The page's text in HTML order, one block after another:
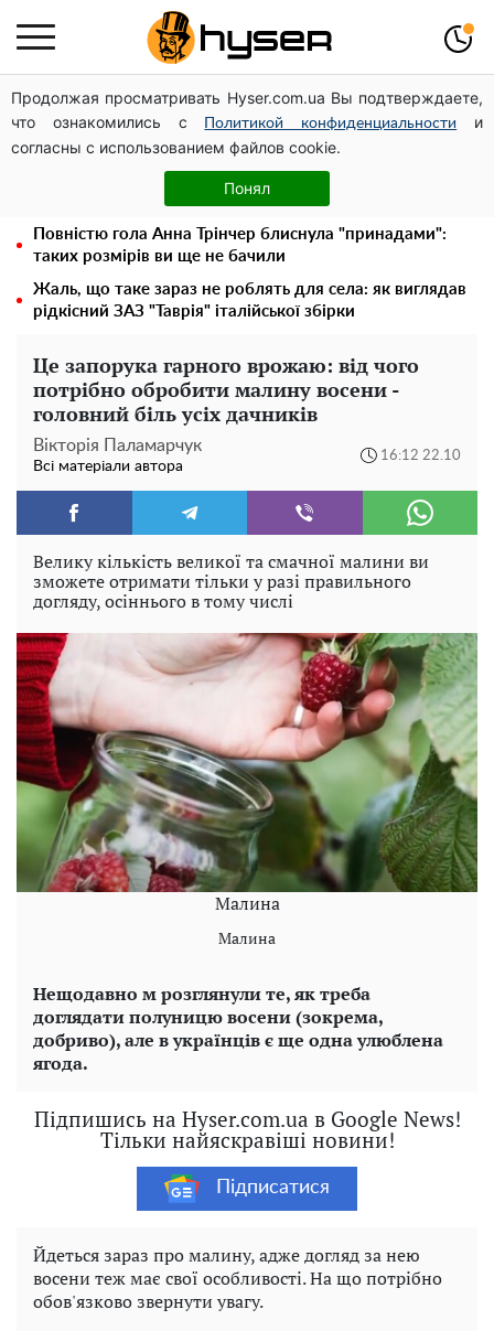
Продолжая просматривать Hyser.com.ua Вы подтверждаете,
что ознакомились с
Политикой конфиденциальности
и
согласны с использованием файлов cookie.
Понял
Дрони із націнкою: Олександр Конотопський вивів
мільйони оборонного бюджету через фіктивну фірму в
Естонії
Олена Тополя злив відео – це далеко не все: фронтмен
"Антитіла" Тарас Тополя став наступним
Повністю гола Анна Трінчер блиснула "принадами":
таких розмірів ви ще не бачили
Жаль, що таке зараз не роблять для села: як виглядав
рідкісний ЗАЗ "Таврія" італійської збірки
Це запорука гарного врожаю: від чого
потрібно обробити малину восени -
головний біль усіх дачників
Вікторія Паламарчук
Всі матеріали автора
16:12 22.10
Велику кількість великої та смачної малини ви
зможете отримати тільки у разі правильного
догляду, осіннього в тому числі
Малина
Малина
Нещодавно м розглянули те, як треба
доглядати полуницю восени (зокрема,
добриво), але в українців є ще одна улюблена
ягода.
Підпишись на Hyser.com.ua в Google News!
Тільки найяскравіші новини!
Підписатися
Йдеться зараз про малину, адже догляд за нею
восени теж має свої особливості. На що потрібно
обов'язково звернути увагу.